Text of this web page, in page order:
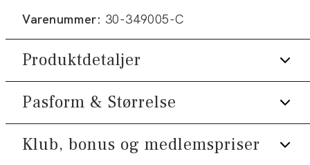
Varenummer: 30-349005-C
Produktdetaljer
Krølfri overflade.
Technical habitjakke med mange
funktioner.
Pasform & Størrelse
Fit:Modern fit
Klub, bonus og medlemspriser